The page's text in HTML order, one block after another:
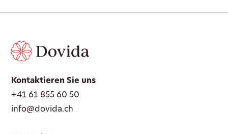
Kontaktieren Sie uns
+41 61 855 60 50
info@dovida.ch